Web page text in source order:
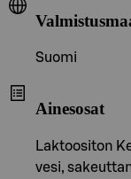
Suomi
Ainesosat
Laktoositon
vesi,